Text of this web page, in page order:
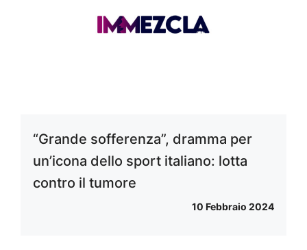
“Grande sofferenza”, dramma per
un’icona dello sport italiano: lotta
contro il tumore
10 Febbraio 2024